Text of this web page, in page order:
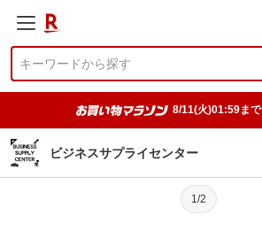
8/11(火)01:59まで
ビジネスサプライセンター
1/2